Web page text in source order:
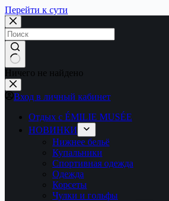
Перейти к сути
Ничего не найдено
Вход в личный кабинет
Отдых с ÉMILIE MUSÉE
НОВИНКИ
Нижнее бельё
Купальники
Спортивная одежда
Одежда
Корсеты
Чулки и гольфы